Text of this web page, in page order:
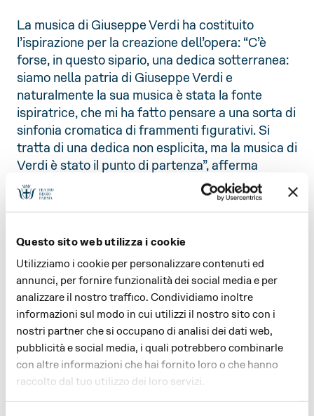
Questo sito web utilizza i cookie
Utilizziamo i cookie per personalizzare contenuti ed
annunci, per fornire funzionalità dei social media e per
analizzare il nostro traffico. Condividiamo inoltre
informazioni sul modo in cui utilizzi il nostro sito con i
nostri partner che si occupano di analisi dei dati web,
pubblicità e social media, i quali potrebbero combinarle
con altre informazioni che hai fornito loro o che hanno
raccolto dal tuo utilizzo dei loro servizi.
La musica di Giuseppe Verdi ha costituito
l’ispirazione per la creazione dell’opera: “C’è
forse, in questo sipario, una dedica sotterranea:
siamo nella patria di Giuseppe Verdi e
naturalmente la sua musica è stata la fonte
ispiratrice, che mi ha fatto pensare a una sorta di
sinfonia cromatica di frammenti figurativi. Si
tratta di una dedica non esplicita, ma la musica di
Verdi è stato il punto di partenza”, afferma
l’artista
nella conversazione a
cura di Federico Giannini, che sottolinea il
significato del periodo trascorso sul processo di
maturazione dell’opera e del messaggio che ne
essere un segnale di positività. Dopo una
tragedia, dopo una situazione come quella che
abbiamo vissuto, c’è sempre voglia di pensare a
qualcosa che porti felicità che si fondi su una
felicità di espressione, in questo caso di
cromatismo. E forse dunque questa esplosione
di colori brillanti è anche il risultato di questo